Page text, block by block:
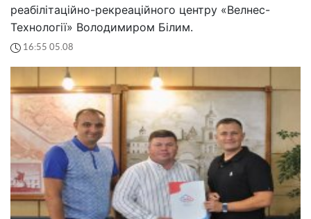
реабілітаційно-рекреаційного центру «Велнес-
Технології» Володимиром Білим.
16:55 05.08